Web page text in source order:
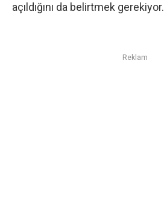
açıldığını da belirtmek gerekiyor.
Reklam